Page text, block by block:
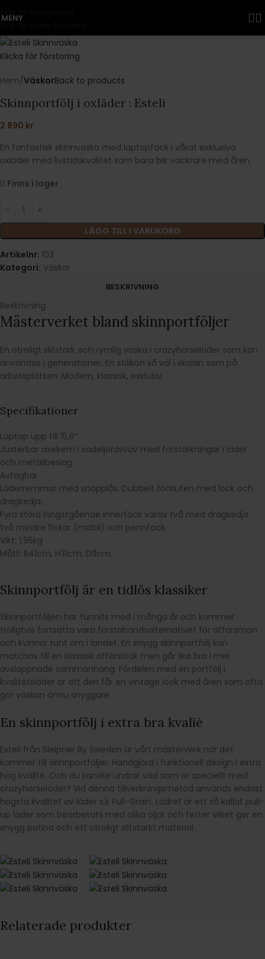
Skip to navigation
MENY
Klicka för förstoring
Hem VäskorBack to products
Skinnportfölj i oxläder : Esteli
2 890 kr
En fantastisk skinnväska med laptopfack i vårat exklusiva
oxläder med livstidskvalitet som bara blir vackrare med åren.
Finns i lager
LÄGG TILL I VARUKORG
Artikelnr: 103
Kategori: Väskor
BESKRIVNING
Beskrivning
Mästerverket bland skinnportföljer
En otroligt slitstark och rymlig väska i crazyhorseläder som kan
användas i generationer. En stilikon så väl i skolan som på
arbetsplatsen. Modern, klassisk, exklusiv.
Specifikationer
Laptop upp till 15,6”
Justerbar axelrem i sadeljordsväv med förstärkningar i läder
och metallbeslag.
Avtagbar
Läderremmar med snäpplås. Dubbelt försluten med lock och
dragkedja.
Fyra stora längstgående innerfack varav två med dragkedja.
två mindre fickor (mobil) och pennfack.
Vikt: 1,95kg
Mått: B41cm, H31cm, D11cm.
Skinnportfölj är en tidlös klassiker
Skinnportföljen har funnits med i många år och kommer
troligtvis fortsätta vara förstahandsalternativet för affärsmän
och kvinnor runt om i landet. En snygg skinnportfölj kan
matchas till en klassisk affärslook men går lika bra i mer
avslappnade sammanhang. Fördelen med en portfölj i
kvalitétsläder är att den får en vintage look med åren som ofta
gör väskan ännu snyggare.
En skinnportfölj i extra bra kvalié
Esteli från Sleipner By Sweden är vårt mästerverk när det
kommer till skinnportföljer. Handgjord i funktionell design i extra
hög kvalité. Och du kanske undrar vad som är speciellt med
crazyhorseläder? Vid denna tillverkningsmetod används endast
högsta kvalitet av läder s.k Full-Grain. Lädret är ett så kallat pull-
up läder som bearbetats med olika oljor och fetter vilket ger en
snygg patina och ett otroligt slitstarkt material.
Relaterade produkter